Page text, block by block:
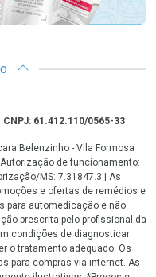
61.412.110/0565-33
Belenzinho - Vila Formosa
de funcionamento:
MS: 7.31847.3 | As
e ofertas de remédios e
para automedicação e não
prescrita pelo profissional da
condições de diagnosticar
o tratamento adequado. Os
para compras via internet. As